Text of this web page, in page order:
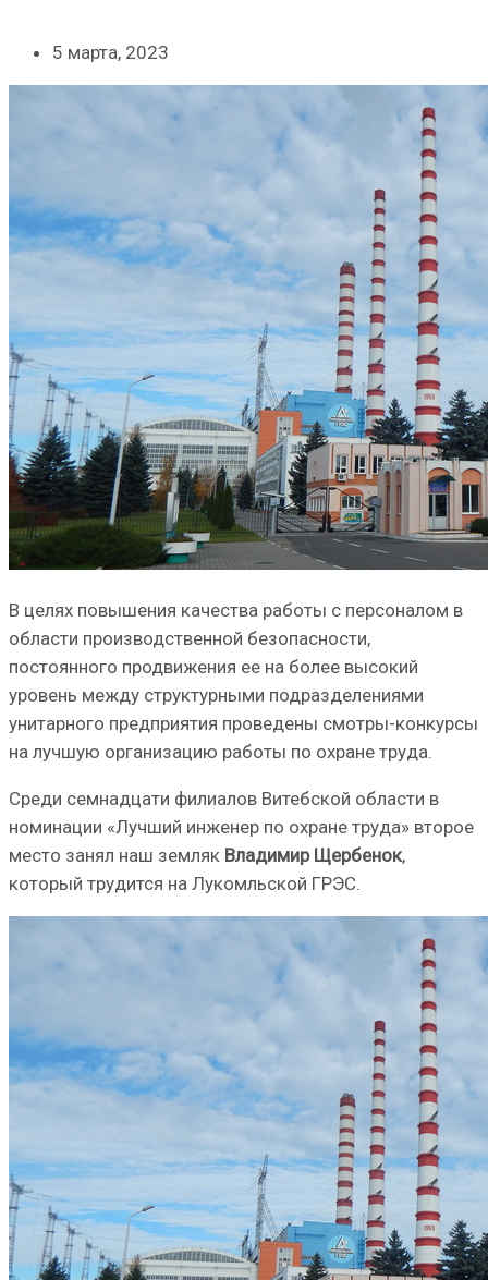
5 марта, 2023
В целях повышения каче­ства работы с персоналом в
области производственной безопасности,
постоянного продвижения ее на более вы­сокий
уровень между струк­турными подразделениями
унитарного предприятия проведены смотры-конкур­сы
на лучшую организацию работы по охране труда.
Среди семнадцати фили­алов Витебской области в
номинации «Лучший инже­нер по охране труда» второе
место занял наш земляк Вла­димир Щербенок,
который трудится на Лукомльской ГРЭС.